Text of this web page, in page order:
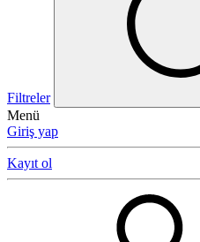
Filtreler
Menü
Giriş yap
Kayıt ol